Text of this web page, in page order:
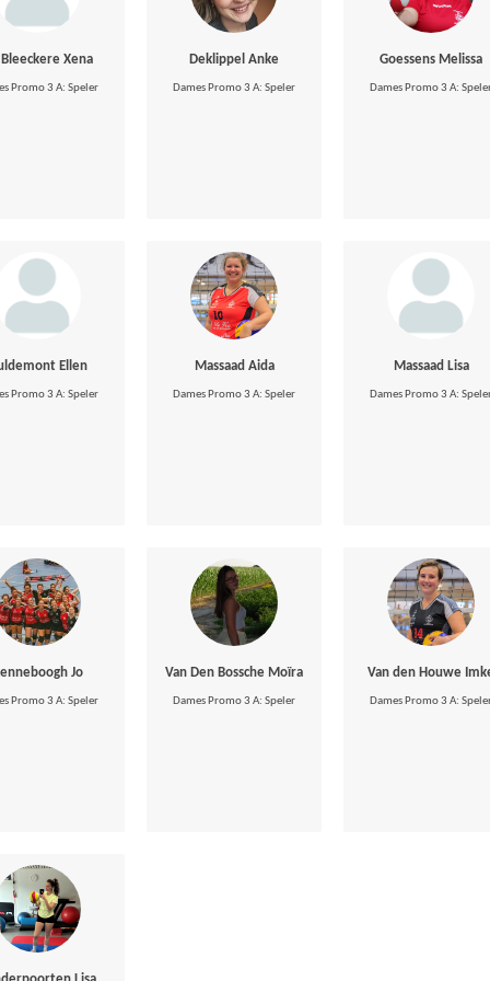
Bleeckere Xena
Promo 3 A: Speler
Deklippel Anke
Dames Promo 3 A: Speler
Goessens Melissa
Dames Promo 3 A:
Ellen
Promo 3 A: Speler
Massaad Aida
Dames Promo 3 A: Speler
Massaad Lisa
Dames Promo 3 A:
Jo
Promo 3 A: Speler
Van Den Bossche Moïra
Dames Promo 3 A: Speler
Van den Houwe
Dames Promo 3 A: